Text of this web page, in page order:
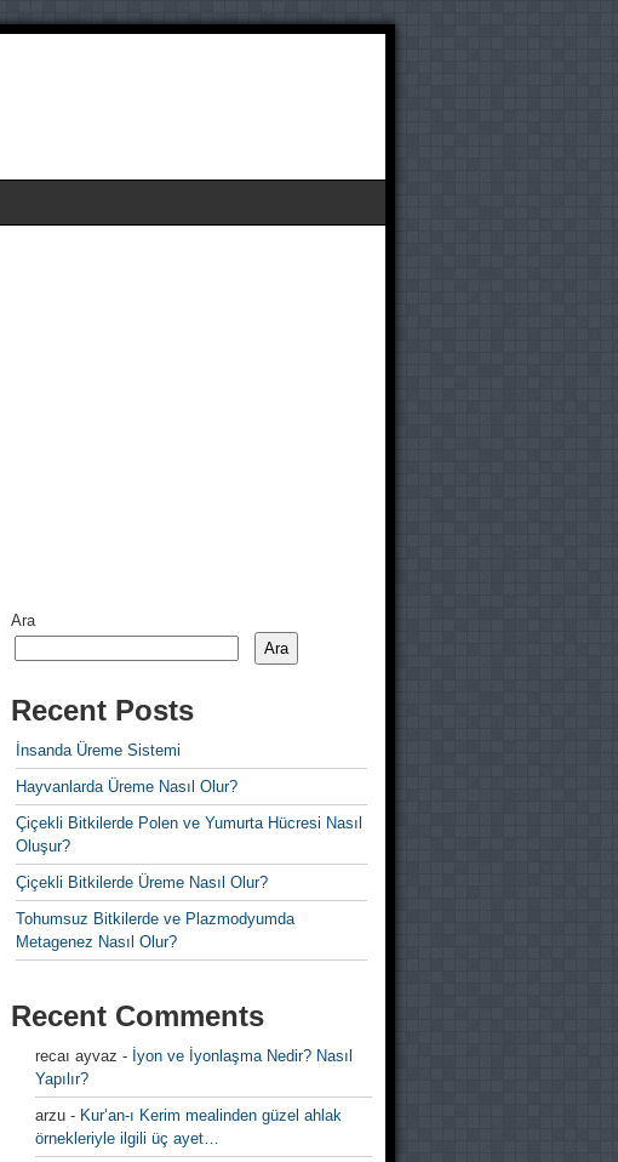
Ara
Ara
Recent Posts
İnsanda Üreme Sistemi
Hayvanlarda Üreme Nasıl Olur?
Çiçekli Bitkilerde Polen ve Yumurta Hücresi Nasıl
Oluşur?
Çiçekli Bitkilerde Üreme Nasıl Olur?
Tohumsuz Bitkilerde ve Plazmodyumda
Metagenez Nasıl Olur?
Recent Comments
recaı ayvaz - İyon ve İyonlaşma Nedir? Nasıl
Yapılır?
arzu - Kur’an-ı Kerim mealinden güzel ahlak
örnekleriyle ilgili üç ayet…